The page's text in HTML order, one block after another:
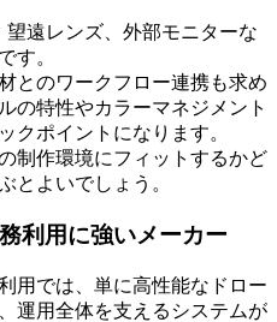
遠レンズ、外部モニターな
す。
とのワークフロー連携も求め
の特性やカラーマネジメント
クポイントになります。
制作環境にフィットするかど
とよいでしょう。
利用に強いメーカー
用では、単に高性能なドロー
運用全体を支えるシステムが